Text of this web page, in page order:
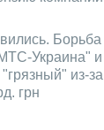
Украина"
из-
грн